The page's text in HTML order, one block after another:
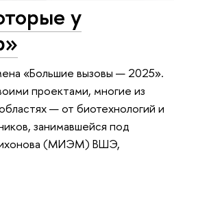
у
«Большие вызовы — 2025».
проектами, многие из
— от биотехнологий и
занимавшейся под
Тихонова (МИЭМ) ВШЭ,